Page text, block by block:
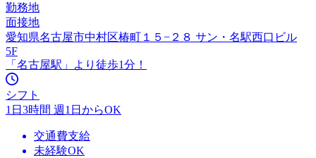
勤務地
面接地
愛知県名古屋市中村区椿町１５−２８ サン・名駅西口ビル
5F
「名古屋駅」より徒歩1分！
シフト
1日3時間 週1日からOK
交通費支給
未経験OK